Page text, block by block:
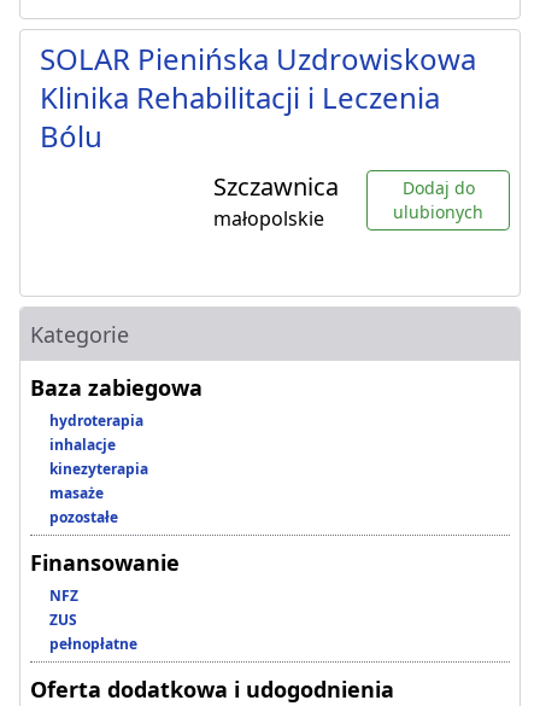
SOLAR Pienińska Uzdrowiskowa
Klinika Rehabilitacji i Leczenia
Bólu
Szczawnica
małopolskie
Dodaj do
ulubionych
Kategorie
Baza zabiegowa
hydroterapia
inhalacje
kinezyterapia
masaże
pozostałe
Finansowanie
NFZ
ZUS
pełnopłatne
Oferta dodatkowa i udogodnienia